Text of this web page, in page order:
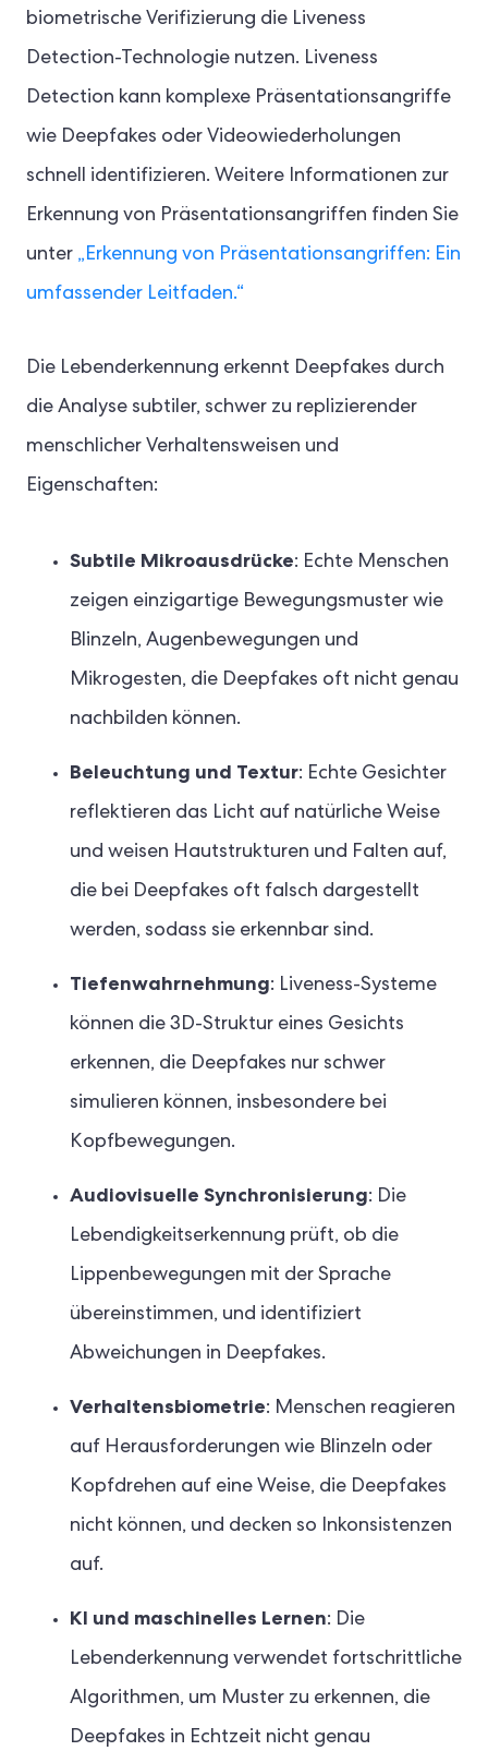
biometrische Verifizierung die Liveness
Detection-Technologie nutzen. Liveness
Detection kann komplexe Präsentationsangriffe
wie Deepfakes oder Videowiederholungen
schnell identifizieren. Weitere Informationen zur
Erkennung von Präsentationsangriffen finden Sie
unter „Erkennung von Präsentationsangriffen: Ein
umfassender Leitfaden.“
Die Lebenderkennung erkennt Deepfakes durch
die Analyse subtiler, schwer zu replizierender
menschlicher Verhaltensweisen und
Eigenschaften:
Subtile Mikroausdrücke: Echte Menschen
zeigen einzigartige Bewegungsmuster wie
Blinzeln, Augenbewegungen und
Mikrogesten, die Deepfakes oft nicht genau
nachbilden können.
Beleuchtung und Textur: Echte Gesichter
reflektieren das Licht auf natürliche Weise
und weisen Hautstrukturen und Falten auf,
die bei Deepfakes oft falsch dargestellt
werden, sodass sie erkennbar sind.
Tiefenwahrnehmung: Liveness-Systeme
können die 3D-Struktur eines Gesichts
erkennen, die Deepfakes nur schwer
simulieren können, insbesondere bei
Kopfbewegungen.
Audiovisuelle Synchronisierung: Die
Lebendigkeitserkennung prüft, ob die
Lippenbewegungen mit der Sprache
übereinstimmen, und identifiziert
Abweichungen in Deepfakes.
Verhaltensbiometrie: Menschen reagieren
auf Herausforderungen wie Blinzeln oder
Kopfdrehen auf eine Weise, die Deepfakes
nicht können, und decken so Inkonsistenzen
auf.
KI und maschinelles Lernen: Die
Lebenderkennung verwendet fortschrittliche
Algorithmen, um Muster zu erkennen, die
Deepfakes in Echtzeit nicht genau